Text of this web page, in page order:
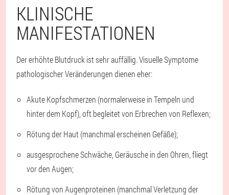
KLINISCHE
MANIFESTATIONEN
Der erhöhte Blutdruck ist sehr auffällig. Visuelle Symptome
pathologischer Veränderungen dienen eher:
Akute Kopfschmerzen (normalerweise in Tempeln und
hinter dem Kopf), oft begleitet von Erbrechen von Reflexen;
Rötung der Haut (manchmal erscheinen Gefäße);
ausgesprochene Schwäche, Geräusche in den Ohren, fliegt
vor den Augen;
Rötung von Augenproteinen (manchmal Verletzung der